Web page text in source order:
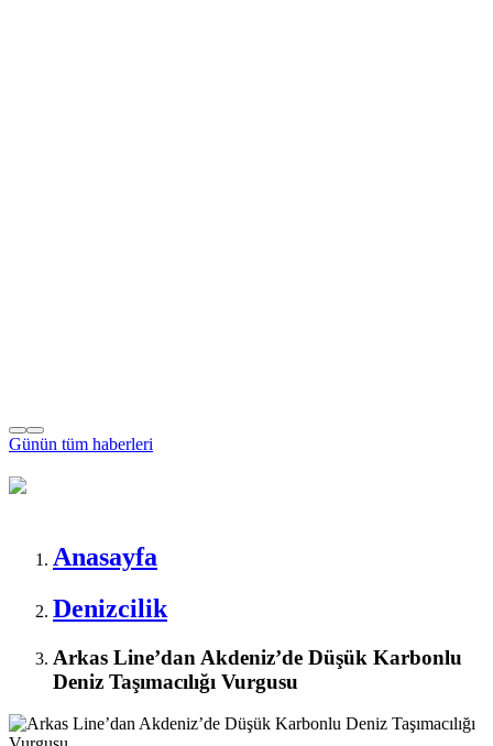
Günün tüm haberleri
Anasayfa
Denizcilik
Arkas Line’dan Akdeniz’de Düşük Karbonlu
Deniz Taşımacılığı Vurgusu